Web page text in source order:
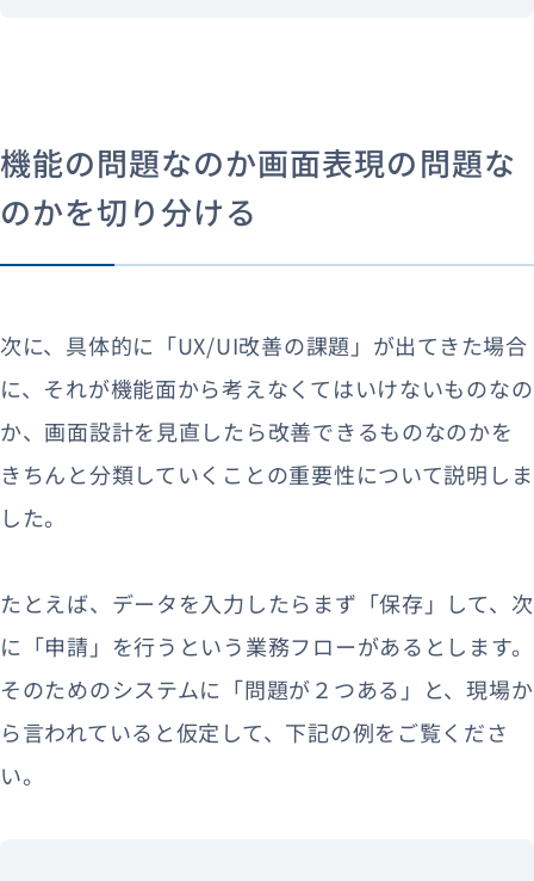
機能の問題なのか画面表現の問題な
のかを切り分ける
次に、具体的に「UX/UI改善の課題」が出てきた場合
に、それが機能面から考えなくてはいけないものなの
か、画面設計を見直したら改善できるものなのかを
きちんと分類していくことの重要性について説明しま
した。
たとえば、データを入力したらまず「保存」して、次
に「申請」を行うという業務フローがあるとします。
そのためのシステムに「問題が２つある」と、現場か
ら言われていると仮定して、下記の例をご覧くださ
い。